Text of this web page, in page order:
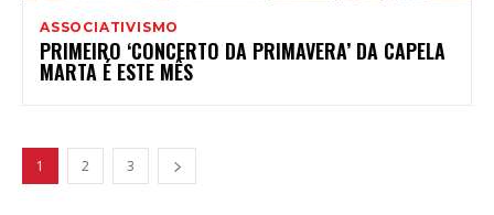
ASSOCIATIVISMO
PRIMEIRO ‘CONCERTO DA PRIMAVERA’ DA CAPELA
MARTA É ESTE MÊS
1 2 3